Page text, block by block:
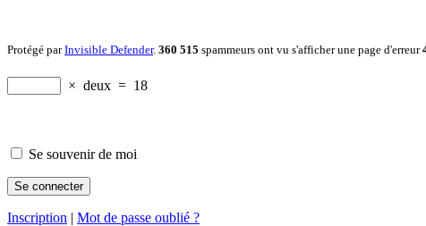
Protégé parInvisible Defender. 360 515 spammeurs ont vu s'afficher une page d'erreur
× deux = 18
Se souvenir de moi
Inscription | Mot de passe oublié ?